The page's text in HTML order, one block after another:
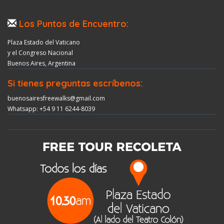
Los Puntos de Encuentro:
Plaza Estado del Vaticano
y el Congreso Nacional
Buenos Aires, Argentina
Si tienes preguntas escríbenos:
buenosairesfreewalks@gmail.com
Whatsapp: +54 9 11 6244-8039